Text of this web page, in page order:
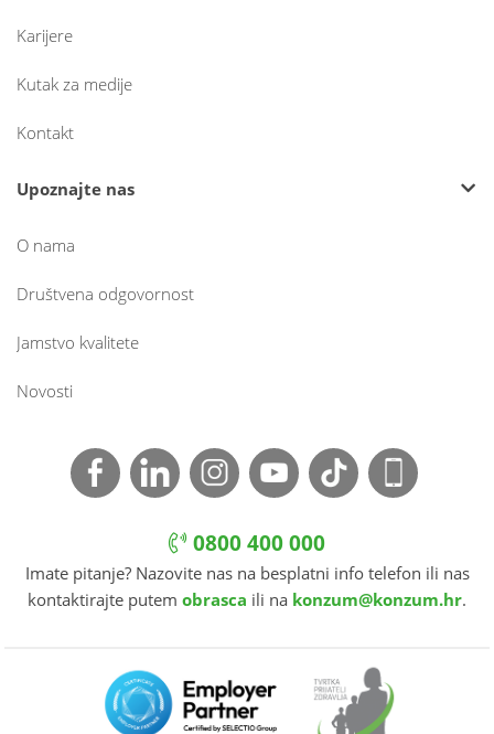
Karijere
Kutak za medije
Kontakt
Upoznajte nas
O nama
Društvena odgovornost
Jamstvo kvalitete
Novosti
0800 400 000
Imate pitanje? Nazovite nas na besplatni info telefon ili nas
kontaktirajte putem obrasca ili na konzum@konzum.hr.